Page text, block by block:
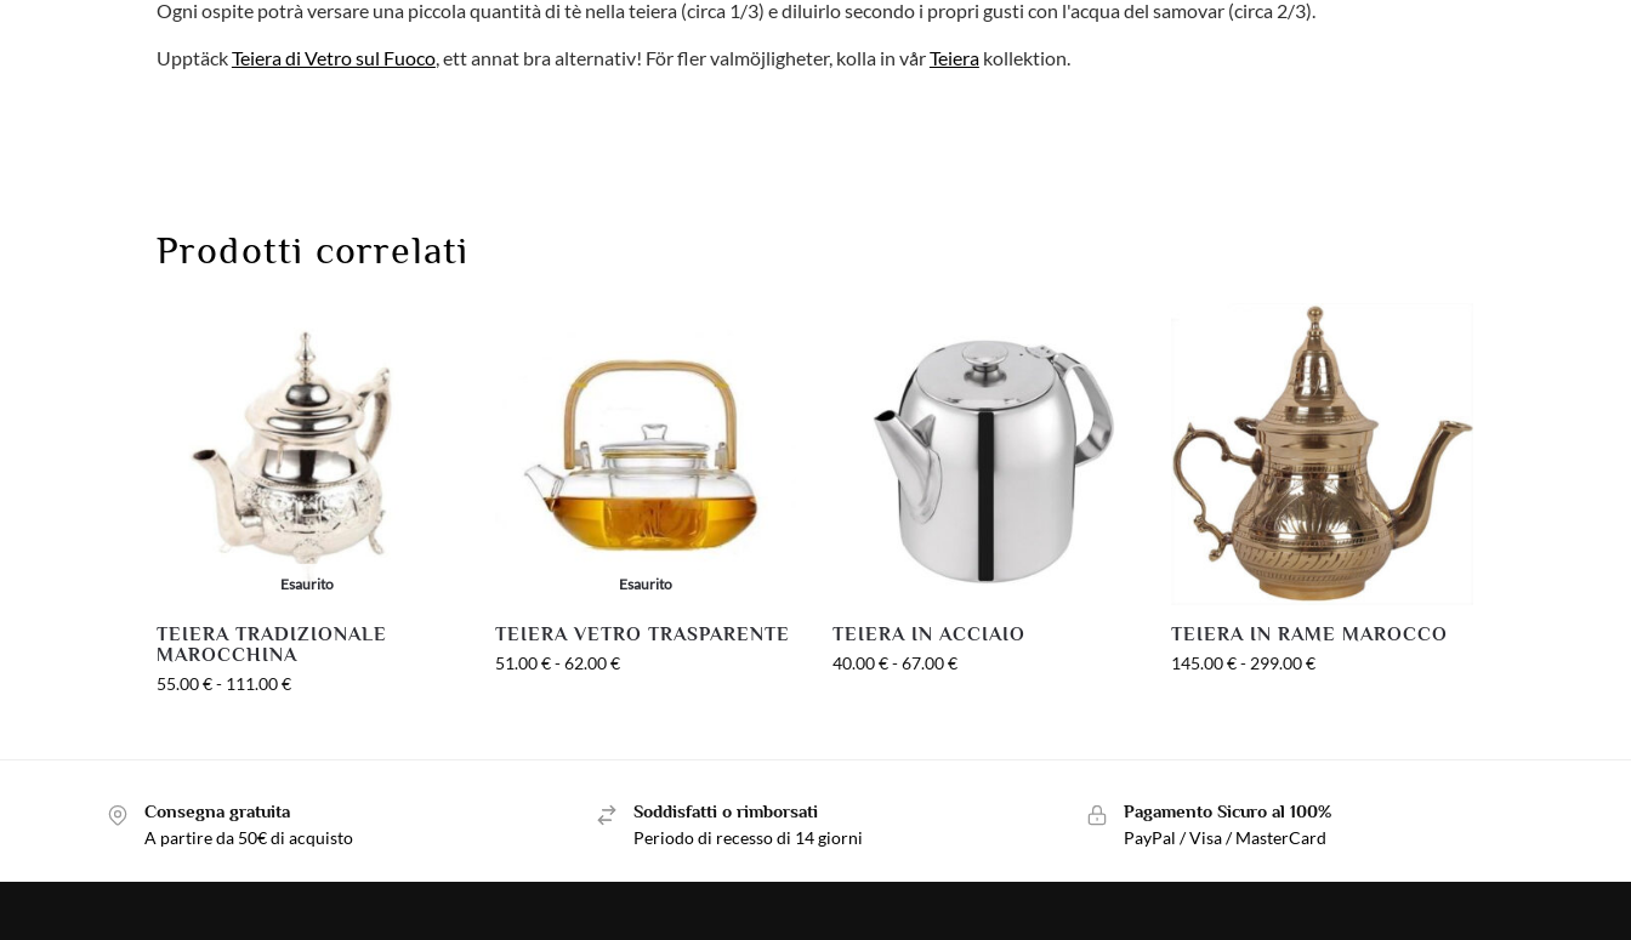
Ogni ospite potrà versare una piccola quantità di tè nella teiera (circa 1/3) e diluirlo secondo i propri gusti con l'acqua del samovar (circa 2/3).
UpptäckTeiera di Vetro sul Fuoco, ett annat bra alternativ! För fler valmöjligheter, kolla in vårTeierakollektion.
Prodotti correlati
Esaurito
TEIERA TRADIZIONALE
MAROCCHINA
55.00€- 111.00€
Esaurito
TEIERA VETRO TRASPARENTE
51.00€ - 62.00€
TEIERA IN ACCIAIO
40.00€-67.00€
TEIERA IN RAME MAROCCO
145.00€- 299.00€
Consegna gratuita
A partire da 50€ di acquisto
Soddisfatti o rimborsati
Periodo di recesso di 14 giorni
Pagamento Sicuro al 100%
PayPal / Visa / MasterCard